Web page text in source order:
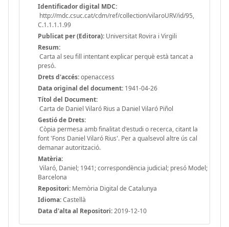
Identificador digital MDC:
http://mdc.csuc.cat/cdm/ref/collection/vilaroURV/id/95,
C.1.1.1.1.99
Publicat per (Editora): Universitat Rovira i Virgili
Resum:
Carta al seu fill intentant explicar perquè està tancat a
presó.
Drets d'accés:openaccess
Data original del document: 1941-04-26
Títol del Document:
Carta de Daniel Vilaró Rius a Daniel Vilaró Piñol
Gestió de Drets:
Còpia permesa amb finalitat d'estudi o recerca, citant la
font 'Fons Daniel Vilaró Rius'. Per a qualsevol altre ús cal
demanar autorització.
Matèria:
Vilaró, Daniel; 1941; correspondència judicial; presó Model;
Barcelona
Repositori: Memòria Digital de Catalunya
Idioma:Castellà
Data d'alta al Repositori:2019-12-10